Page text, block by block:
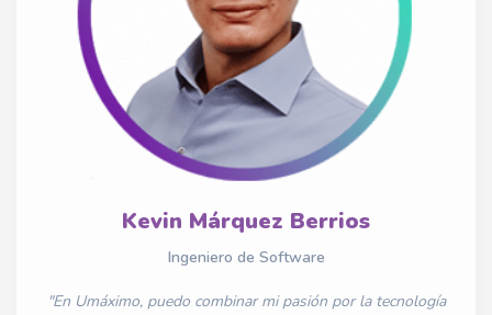
Kevin Márquez Berrios
Ingeniero de Software
"En Umáximo, puedo combinar mi pasión por la tecnología